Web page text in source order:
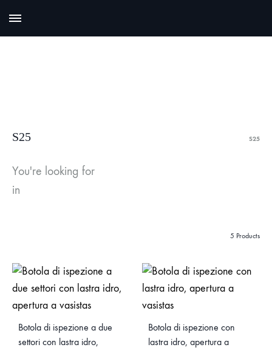
S25 S25
You're looking for
in
5 Products
Botola di ispezione a due
settori con lastra idro,
Botola di ispezione con
lastra idro, apertura a